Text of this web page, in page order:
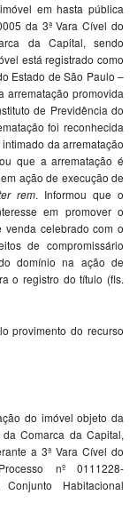
em hasta pública
da 3ª Vara Cível do
da Capital, sendo
está registrado como
Estado de São Paulo –
arrematação promovida
de Previdência do
foi reconhecida
da arrematação
que a arrematação é
ação de execução de
rem. Informou que o
em promover o
venda celebrado com o
de compromissário
domínio na ação de
o registro do título (fls.
provimento do recurso
do imóvel objeto da
Comarca da Capital,
a 3ª Vara Cível do
nº 0111228-
Habitacional